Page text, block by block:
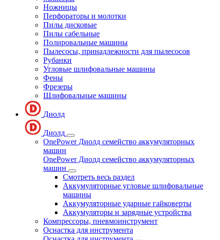
Ножницы
Перфораторы и молотки
Пилы дисковые
Пилы сабельные
Полировальные машины
Пылесосы, принадлежности для пылесосов
Рубанки
Угловые шлифовальные машины
Фены
Фрезеры
Шлифовальные машины
Диолд
Диолд
OnePower Диолд семейство аккумуляторных
машин
OnePower Диолд семейство аккумуляторных
машин
Смотреть весь раздел
Аккумуляторные угловые шлифовальные
машины
Аккумуляторные ударные гайковерты
Аккумуляторы и зарядные устройства
Компрессоры, пневмоинструмент
Оснастка для инструмента